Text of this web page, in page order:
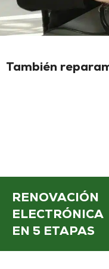
También
RENOVACIÓN
ELECTRÓNICA
EN 5 ETAPAS